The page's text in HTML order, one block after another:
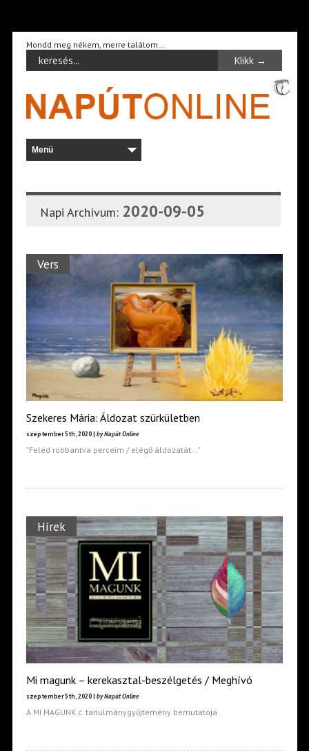
Mondd meg nékem, merre találom…
Napi Archívum: 2020-09-05
Vers
Szekeres Mária: Áldozat szürkületben
szeptember 5th, 2020 | by Napút Online
"Feléd robbantva perceim / elégő áldozatát..."
Hírek
Mi magunk – kerekasztal-beszélgetés / Meghívó
szeptember 5th, 2020 | by Napút Online
A MI MAGUNK c. tanulmánygyűjtemény bemutatója